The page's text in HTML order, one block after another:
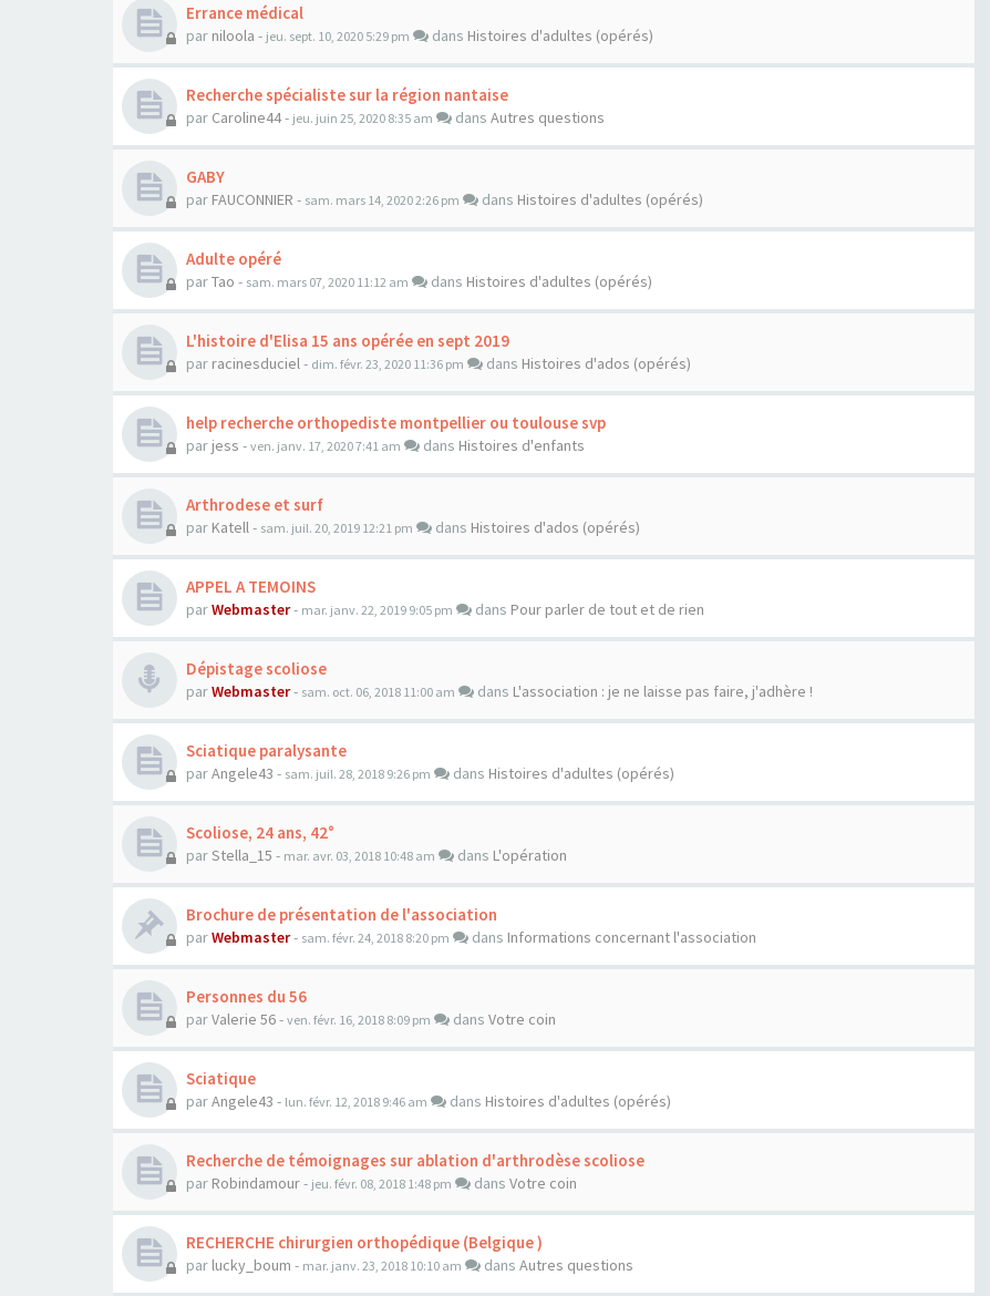
Errance médical
par niloola - jeu. sept. 10, 2020 5:29 pm dans Histoires d'adultes (opérés)
Recherche spécialiste sur la région nantaise
par Caroline44- jeu. juin 25, 2020 8:35 am dans Autres questions
GABY
par FAUCONNIER - sam. mars 14, 2020 2:26 pm dans Histoires d'adultes (opérés)
Adulte opéré
parTao - sam. mars 07, 2020 11:12 am dans Histoires d'adultes (opérés)
L'histoire d'Elisa 15 ans opérée en sept 2019
par racinesduciel- dim. févr. 23, 2020 11:36 pm dans Histoires d'ados (opérés)
help recherche orthopediste montpellier ou toulouse svp
par jess - ven. janv. 17, 2020 7:41 am dans Histoires d'enfants
Arthrodese et surf
par Katell- sam. juil. 20, 2019 12:21 pm dans Histoires d'ados (opérés)
APPEL A TEMOINS
parWebmaster- mar. janv. 22, 2019 9:05 pm dans Pour parler de tout et de rien
Dépistage scoliose
parWebmaster- sam. oct. 06, 2018 11:00 am dans L'association : je ne laisse pas faire, j'adhère !
Sciatique paralysante
parAngele43 - sam. juil. 28, 2018 9:26 pm dans Histoires d'adultes (opérés)
Scoliose, 24 ans, 42°
parStella_15 - mar. avr. 03, 2018 10:48 am dans L'opération
Brochure de présentation de l'association
parWebmaster- sam. févr. 24, 2018 8:20 pm dans Informations concernant l'association
Personnes du 56
parValerie 56- ven. févr. 16, 2018 8:09 pm dans Votre coin
Sciatique
parAngele43 - lun. févr. 12, 2018 9:46 am dans Histoires d'adultes (opérés)
Recherche de témoignages sur ablation d'arthrodèse scoliose
par Robindamour- jeu. févr. 08, 2018 1:48 pm dans Votre coin
RECHERCHE chirurgien orthopédique (Belgique )
par lucky_boum - mar. janv. 23, 2018 10:10 am dans Autres questions